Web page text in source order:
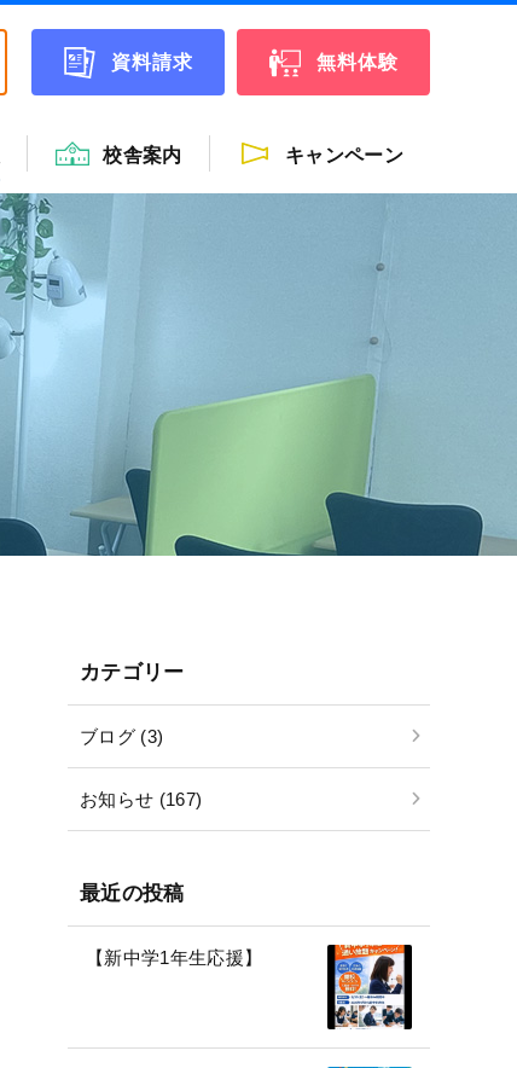
資料請求 無料体験
校舎案内 キャンペーン
カテゴリー
ブログ (3)
お知らせ (167)
最近の投稿
【新中学1年生応援】